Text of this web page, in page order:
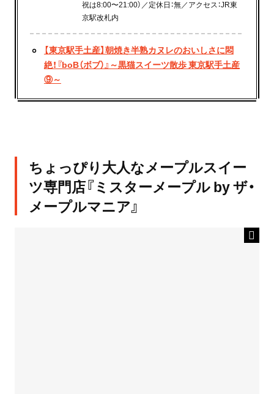
祝は8:00〜21:00）／定休日：無／アクセス：JR東
京駅改札内
【東京駅手土産】朝焼き半熟カヌレのおいしさに悶
絶！『boB（ボブ）』～黒猫スイーツ散歩 東京駅手土産
⑨～
ちょっぴり大人なメープルスイー
ツ専門店『ミスターメープル by ザ・
メープルマニア』